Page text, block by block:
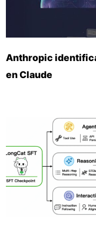
Anthropic
en Claude